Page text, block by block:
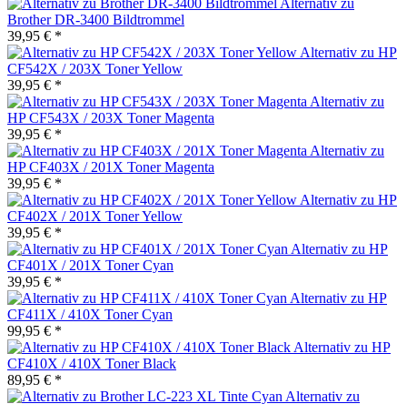
Alternativ zu
Brother DR-3400 Bildtrommel
39,95 € *
Alternativ zu HP
CF542X / 203X Toner Yellow
39,95 € *
Alternativ zu
HP CF543X / 203X Toner Magenta
39,95 € *
Alternativ zu
HP CF403X / 201X Toner Magenta
39,95 € *
Alternativ zu HP
CF402X / 201X Toner Yellow
39,95 € *
Alternativ zu HP
CF401X / 201X Toner Cyan
39,95 € *
Alternativ zu HP
CF411X / 410X Toner Cyan
99,95 € *
Alternativ zu HP
CF410X / 410X Toner Black
89,95 € *
Alternativ zu